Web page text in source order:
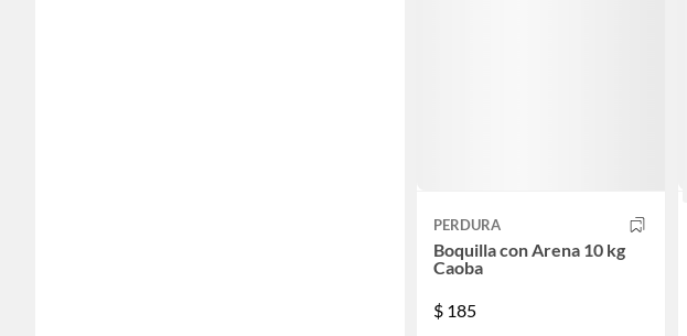
PERDURA
Boquilla con Arena 10 kg
Caoba
$ 185